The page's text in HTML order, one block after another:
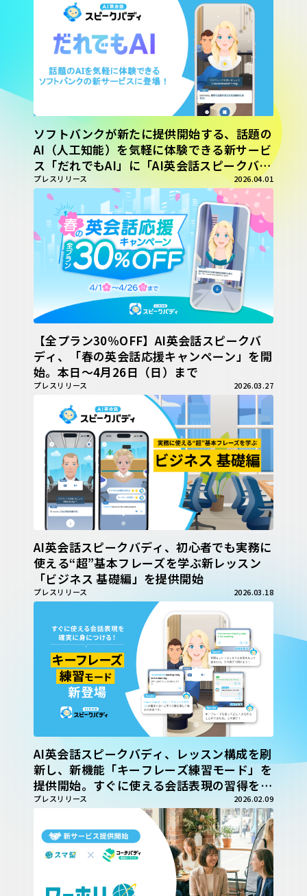
ソフトバンクが新たに提供開始する、話題の
AI（人工知能）を気軽に体験できる新サービ
ス「だれでもAI」に「AI英会話スピークバデ
ィ」が登場！
プレスリリース 2026.04.01
【全プラン30％OFF】AI英会話スピークバ
ディ、「春の英会話応援キャンペーン」を開
始。本日〜4月26日（日）まで
プレスリリース 2026.03.27
AI英会話スピークバディ、初心者でも実務に
使える“超”基本フレーズを学ぶ新レッスン
「ビジネス 基礎編」を提供開始
プレスリリース 2026.03.18
AI英会話スピークバディ、レッスン構成を刷
新し、新機能「キーフレーズ練習モード」を
提供開始。すぐに使える会話表現の習得を支
援
プレスリリース 2026.02.09